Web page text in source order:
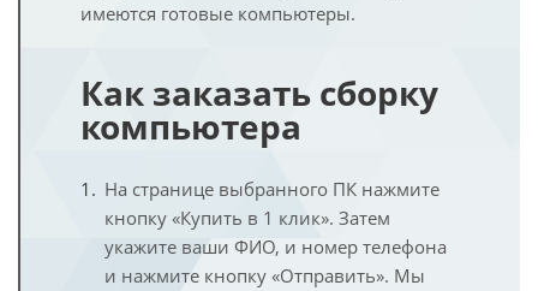
имеются готовые компьютеры.
Как заказать сборку
компьютера
На странице выбранного ПК нажмите
кнопку «Купить в 1 клик». Затем
укажите ваши ФИО, и номер телефона
и нажмите кнопку «Отправить». Мы